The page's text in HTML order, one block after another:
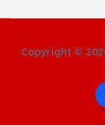
Copyright ©